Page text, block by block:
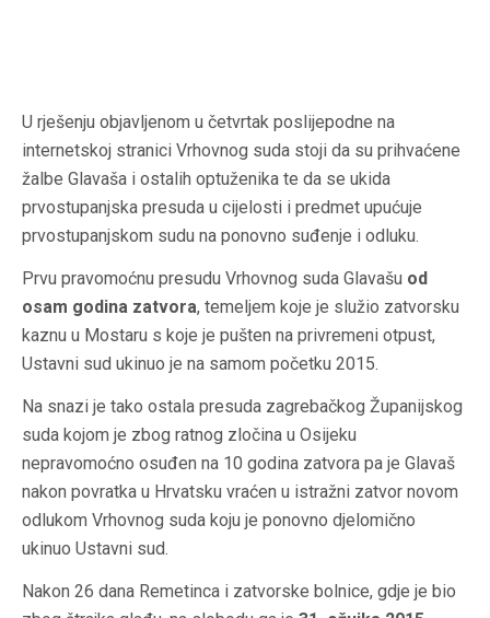
U rješenju objavljenom u četvrtak poslijepodne na
internetskoj stranici Vrhovnog suda stoji da su prihvaćene
žalbe Glavaša i ostalih optuženika te da se ukida
prvostupanjska presuda u cijelosti i predmet upućuje
prvostupanjskom sudu na ponovno suđenje i odluku.
Prvu pravomoćnu presudu Vrhovnog suda Glavašu od
osam godina zatvora, temeljem koje je služio zatvorsku
kaznu u Mostaru s koje je pušten na privremeni otpust,
Ustavni sud ukinuo je na samom početku 2015.
Na snazi je tako ostala presuda zagrebačkog Županijskog
suda kojom je zbog ratnog zločina u Osijeku
nepravomoćno osuđen na 10 godina zatvora pa je Glavaš
nakon povratka u Hrvatsku vraćen u istražni zatvor novom
odlukom Vrhovnog suda koju je ponovno djelomično
ukinuo Ustavni sud.
Nakon 26 dana Remetinca i zatvorske bolnice, gdje je bio